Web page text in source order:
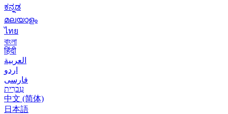
ಕನ್ನಡ
മലയാളം
ไทย
বাংলা
हिंदी
العربية
اردو
فارسی
עִברִית
中文 (简体)
日本語